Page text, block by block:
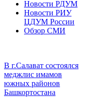
Новости РДУМ
Новости РИУ
ЦДУМ России
Обзор СМИ
В г.Салават состоялся
меджлис имамов
южных районов
Башкортостана